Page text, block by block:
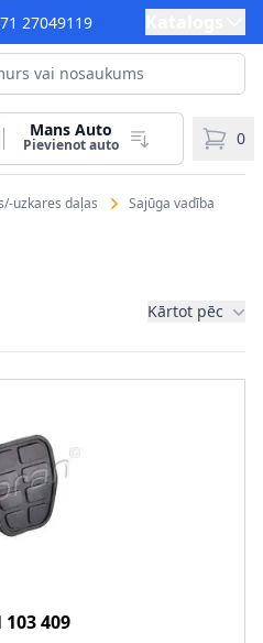
27049119
Mans Auto
Pievienot auto 0
uzkares daļas
Sajūga vadība
Kārtot pēc
103 409